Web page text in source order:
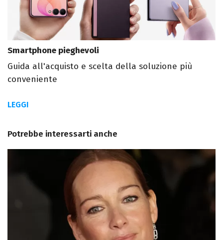
Smartphone pieghevoli
Guida all'acquisto e scelta della soluzione più
conveniente
LEGGI
Potrebbe interessarti anche